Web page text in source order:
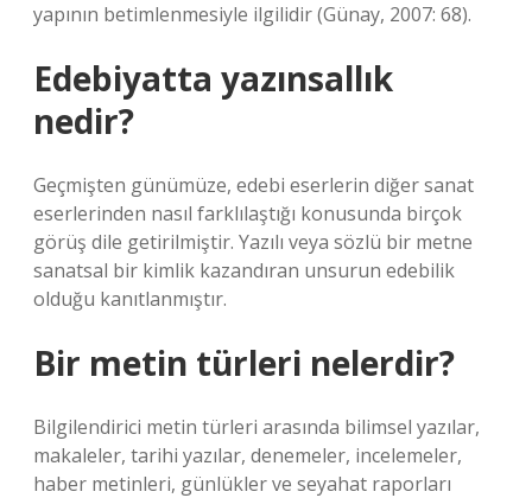
yapının betimlenmesiyle ilgilidir (Günay, 2007: 68).
Edebiyatta yazınsallık
nedir?
Geçmişten günümüze, edebi eserlerin diğer sanat
eserlerinden nasıl farklılaştığı konusunda birçok
görüş dile getirilmiştir. Yazılı veya sözlü bir metne
sanatsal bir kimlik kazandıran unsurun edebilik
olduğu kanıtlanmıştır.
Bir metin türleri nelerdir?
Bilgilendirici metin türleri arasında bilimsel yazılar,
makaleler, tarihi yazılar, denemeler, incelemeler,
haber metinleri, günlükler ve seyahat raporları